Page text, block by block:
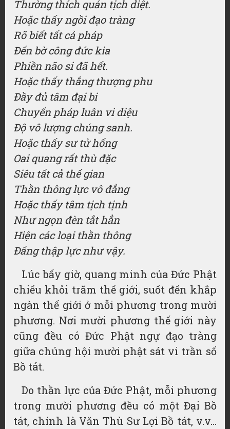
Thường thích quán tịch diệt.
Hoặc thấy ngồi đạo tràng
Rõ biết tất cả pháp
Đến bờ công đức kia
Phiền não si đã hết.
Hoặc thấy thắng thượng phu
Đầy đủ tâm đại bi
Chuyển pháp luân vi diệu
Độ vô lượng chúng sanh.
Hoặc thấy sư tử hống
Oai quang rất thù đặc
Siêu tất cả thế gian
Thần thông lực vô đẳng
Hoặc thấy tâm tịch tịnh
Như ngọn đèn tắt hẳn
Hiện các loại thần thông
Đấng thập lực như vậy.
Lúc bấy giờ, quang minh của Đức Phật
chiếu khỏi trăm thế giới, suốt đến khắp
ngàn thế giới ở mỗi phương trong mười
phương. Nơi mười phương thế giới này
cũng đều có Đức Phật ngự đạo tràng
giữa chúng hội mười phật sát vi trần số
Bồ tát.
Do thần lực của Đức Phật, mỗi phương
trong mười phương đều có một Đại Bồ
tát, chính là Văn Thù Sư Lợi Bồ tát, v.v…